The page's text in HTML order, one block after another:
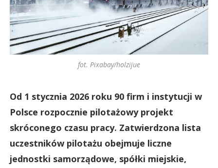
fot. Pixabay/holzijue
Od 1 stycznia 2026 roku 90 firm i instytucji w
Polsce rozpocznie pilotażowy projekt
skróconego czasu pracy. Zatwierdzona lista
uczestników pilotażu obejmuje liczne
jednostki samorządowe, spółki miejskie,